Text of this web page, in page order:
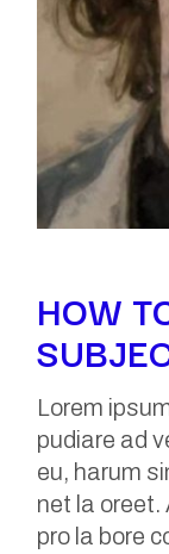
HOW
Lorem
pudiare ad
eu, harum
net la oreet.
pro la bore